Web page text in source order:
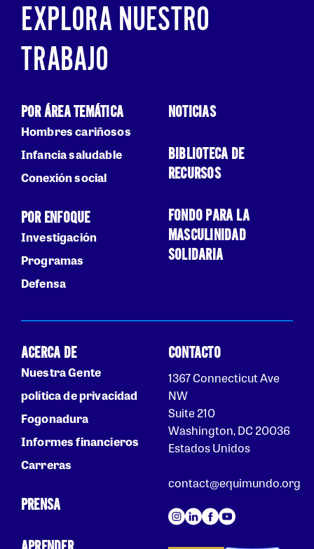
EXPLORA NUESTRO
TRABAJO
POR ÁREA TEMÁTICA
Hombres cariñosos
Infancia saludable
Conexión social
POR ENFOQUE
Investigación
Programas
Defensa
NOTICIAS
BIBLIOTECA DE
RECURSOS
FONDO PARA LA
MASCULINIDAD
SOLIDARIA
ACERCA DE
Nuestra Gente
política de privacidad
Fogonadura
Informes financieros
Carreras
PRENSA
CONTACTO
1367 Connecticut Ave
NW
Suite 210
Washington, DC 20036
Estados Unidos
contact@equimundo.org